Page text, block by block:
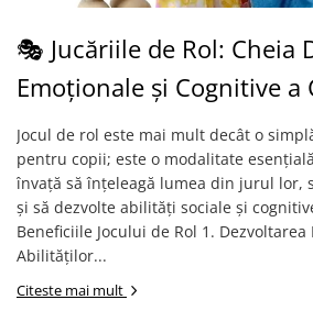
🎭 Jucăriile de Rol: Cheia
Emoționale și Cognitive a
Jocul de rol este mai mult decât o
pentru copii; este o modalitate
învață să înțeleagă lumea din jurul lor,
și să dezvolte abilități sociale și
Beneficiile Jocului de Rol 1. Dezvoltarea
Abilităților...
Citeste mai mult